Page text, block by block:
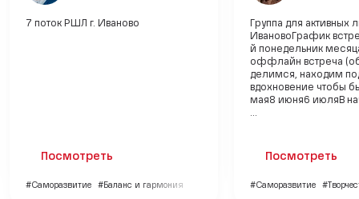
7 поток РШЛ г. Иваново
Посмотреть
#Саморазвитие #Баланс и гармония
Группа для активных
ИвановоГрафик
й понедельник
оффлайн встреча
делимся, находим
вдохновение чтобы
мая8 июня6 июляВ
...
Посмотреть
#Саморазвитие